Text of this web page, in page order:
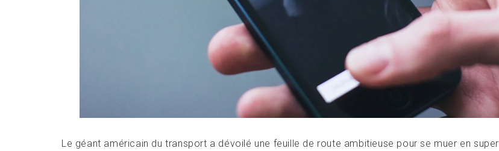
Le géant américain du transport a dévoilé une feuille de route ambitieuse pour se muer en super